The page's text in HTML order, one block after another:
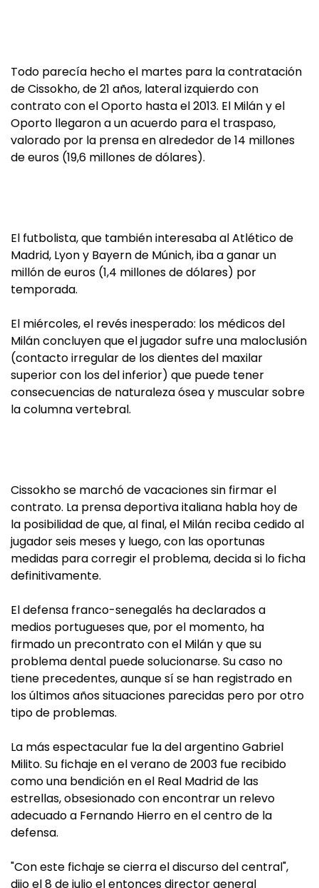
Todo parecía hecho el martes para la contratación
de Cissokho, de 21 años, lateral izquierdo con
contrato con el Oporto hasta el 2013. El Milán y el
Oporto llegaron a un acuerdo para el traspaso,
valorado por la prensa en alrededor de 14 millones
de euros (19,6 millones de dólares).
El futbolista, que también interesaba al Atlético de
Madrid, Lyon y Bayern de Múnich, iba a ganar un
millón de euros (1,4 millones de dólares) por
temporada.
El miércoles, el revés inesperado: los médicos del
Milán concluyen que el jugador sufre una maloclusión
(contacto irregular de los dientes del maxilar
superior con los del inferior) que puede tener
consecuencias de naturaleza ósea y muscular sobre
la columna vertebral.
Cissokho se marchó de vacaciones sin firmar el
contrato. La prensa deportiva italiana habla hoy de
la posibilidad de que, al final, el Milán reciba cedido al
jugador seis meses y luego, con las oportunas
medidas para corregir el problema, decida si lo ficha
definitivamente.
El defensa franco-senegalés ha declarados a
medios portugueses que, por el momento, ha
firmado un precontrato con el Milán y que su
problema dental puede solucionarse. Su caso no
tiene precedentes, aunque sí se han registrado en
los últimos años situaciones parecidas pero por otro
tipo de problemas.
La más espectacular fue la del argentino Gabriel
Milito. Su fichaje en el verano de 2003 fue recibido
como una bendición en el Real Madrid de las
estrellas, obsesionado con encontrar un relevo
adecuado a Fernando Hierro en el centro de la
defensa.
"Con este fichaje se cierra el discurso del central",
dijo el 8 de julio el entonces director general